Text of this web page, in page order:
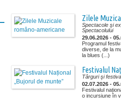
Zilele
Spectacole şi
Spectacolului
29.06.2026 -
Programul
diverse, de la
la blues (...)
Festivalul
Târguri şi
02.07.2026 -
Festivalul
o incursiune în